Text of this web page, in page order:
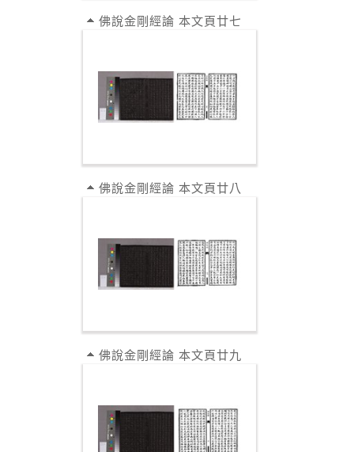
佛說金剛經論 本文頁廿七
佛說金剛經論 本文頁廿八
佛說金剛經論 本文頁廿九